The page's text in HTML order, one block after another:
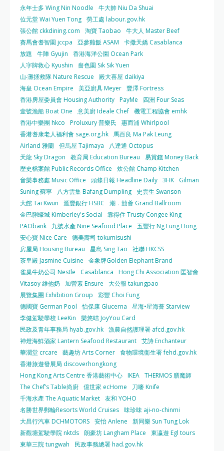
永年士多 Wing Nin Noodle
牛大帥 Niu Da Shuai
位元堂 Wai Yuen Tong 勞工處 labour.gov.hk
張公館 ckkdining.com
淘寶 Taobao
牛大人 Master Beef
賽馬會耆智園 jccpa
亞參雞飯 ASAM
卡撒天嬌 Casablanca
放題
牛陣 Gyujin
香港海洋公園 Ocean Park
人字牌救心 Kyushin
嗇色園 Sik Sik Yuen
山‧灘拯救隊 Nature Rescue
殿大喜屋 daikiya
海皇 Ocean Empire
美亞廚具 Meyer 豐澤 Fortress
香港房屋委員會 Housing Authority PayMe
四洲 Four Seas
壹號漁船 Boat One
意美廚 Ideale Chef 機電工程協會 emhk
香港中樂團 hkco
Proluxury 普樂氏
惠而浦 Whirlpool
香港耆康老人福利會 sage.org.hk 馬百良 Ma Pak Leung
Airland 雅蘭 但馬屋 Tajimaya
八達通 Octopus
天龍 Sky Dragon
教育局 Education Bureau
易賞錢 Money Back
歷史檔案館 Public Records Office
炊公館 Champ Kitchen
音樂事務處 Music Office
頭條日報 Headline Daily 3HK
Gilman
Suning 蘇寧
八方雲集 Bafang Dumpling
史雲生 Swanson
大館 Tai Kwun
滙豐銀行 HSBC
潮．囍薈 Grand Ballroom
金巴脷蠔城 Kimberley's Social
靠得住 Trusty Congee King
PAObank
九號水產 Nine Seafood Place
五豐行 Ng Fung Hong
安心寶 Nice Care
德美壽司 tokumisushi
房屋局 Housing Bureau
星島 Sing Tao
社聯 HKCSS
茶皇殿 Jasmine Cuisine
金象牌Golden Elephant Brand
雀巢牛奶公司 Nestle
Casablanca
Hong Chi Association 匡智會
Vitasoy 維他奶
加營素 Ensure
大公報 takungpao
展覽集團 Exhibition Group
彩豐 Choi Fung
德國寶 German Pool
怡保康 Glucerna
星海•星海薈 Starview
李健駕駛學校 LeeKin
樂悠咭 JoyYou Card
民政及青年事務局 hyab.gov.hk 漁農自然護理署 afcd.gov.hk
神燈海鮮酒家 Lantern Seafood Restaurant 艾詩 Enchanteur
華潤堂 crcare
藝趣坊 Arts Corner 食物環境衛生署 fehd.gov.hk
香港旅遊發展局 discoverhongkong
Hong Kong Arts Centre 香港藝術中心 IKEA THERMOS 膳魔師
The Chef’s Table尚廚 億世家 ecHome
刀嘜 Knife
千海水產 The Aquatic Market 友和 YOHO
名勝世界郵輪Resorts World Cruises 味珍味 aji-no-chinmi
大昌行汽車 DCHMOTORS 安怡 Anlene
新同樂 Sun Tung Lok
新觀塘駕駛學院 nktds 朗豪坊 Langham Place
東瀛遊 Egl tours
東華三院 tungwah
民政事務總署 had.gov.hk